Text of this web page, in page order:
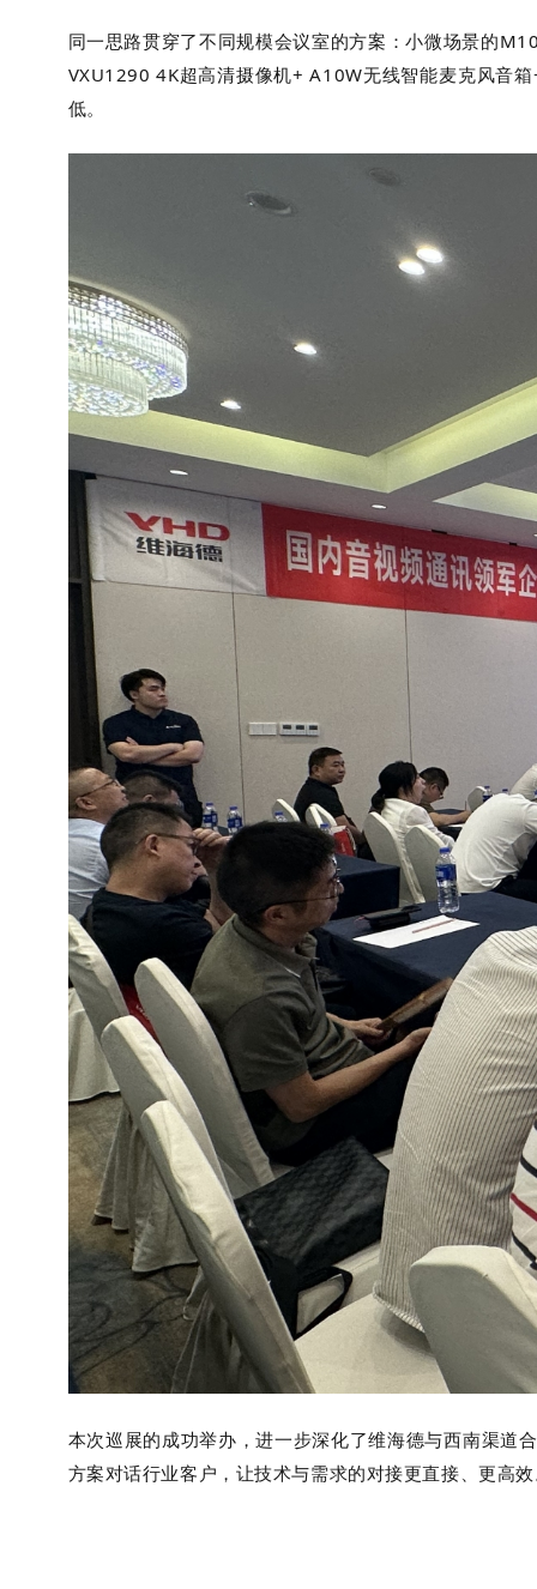
同一思路贯穿了不同规模会议室的方案：小微场景的
VXU1290 4K超高清摄像机+ A10W无线智能麦克风音
低。
本次巡展的成功举办，进一步深化了维海德与西南渠道
方案对话行业客户，让技术与需求的对接更直接、更高